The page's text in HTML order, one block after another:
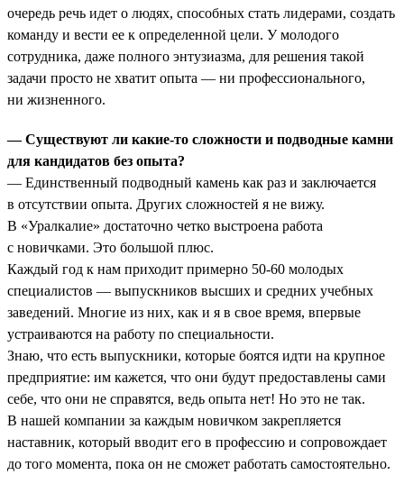
очередь речь идет о людях, способных стать лидерами, создать
команду и вести ее к определенной цели. У молодого
сотрудника, даже полного энтузиазма, для решения такой
задачи просто не хватит опыта — ни профессионального,
ни жизненного.
— Существуют ли какие-то сложности и подводные камни
для кандидатов без опыта?
— Единственный подводный камень как раз и заключается
в отсутствии опыта. Других сложностей я не вижу.
В «Уралкалие» достаточно четко выстроена работа
с новичками. Это большой плюс.
Каждый год к нам приходит примерно 50-60 молодых
специалистов — выпускников высших и средних учебных
заведений. Многие из них, как и я в свое время, впервые
устраиваются на работу по специальности.
Знаю, что есть выпускники, которые боятся идти на крупное
предприятие: им кажется, что они будут предоставлены сами
себе, что они не справятся, ведь опыта нет! Но это не так.
В нашей компании за каждым новичком закрепляется
наставник, который вводит его в профессию и сопровождает
до того момента, пока он не сможет работать самостоятельно.